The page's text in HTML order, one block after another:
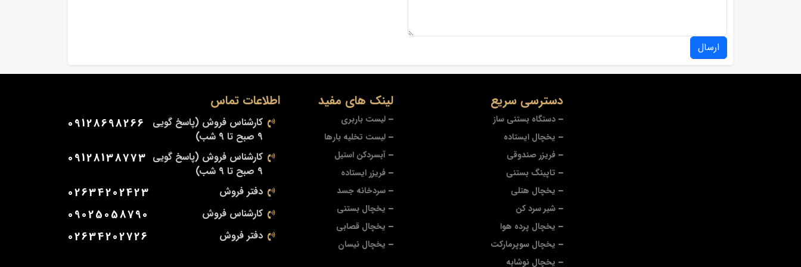
ارسال
دسترسی سریع
دستگاه بستنی ساز
یخچال ایستاده
فریزر صندوقی
تاپینگ بستنی
یخچال هتلی
شیر سرد کن
یخچال پرده هوا
یخچال سوپرمارکت
یخچال نوشابه
لینک های مفید
لیست باربری
لیست تخلیه بارها
آبسردکن استیل
فریزر ایستاده
سردخانه جسد
یخچال بستنی
یخچال قصابی
یخچال نیسان
اطلاعات تماس
کارشناس فروش (پاسخ گویی
9 صبح تا 9 شب)
09128698266
کارشناس فروش (پاسخ گویی
9 صبح تا 9 شب)
09128138773
دفتر فروش 02634202423
کارشناس فروش 09025058790
دفتر فروش 02634202726